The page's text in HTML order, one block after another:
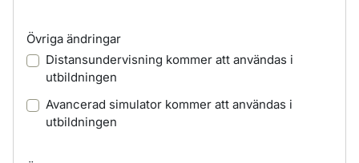
Övriga ändringar
Distansundervisning kommer att användas i
utbildningen
Avancerad simulator kommer att användas i
utbildningen